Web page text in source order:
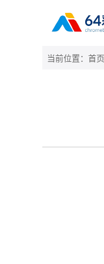
当前位置： 首页